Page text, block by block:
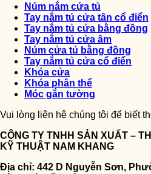
Núm nắm cửa tủ
Tay nắm tủ cửa tân cổ điển
Tay nắm tủ cửa bằng đồng
Tay nắm tủ cửa âm
Núm cửa tủ bằng đồng
Tay nắm tủ cửa cổ điển
Khóa cửa
Khóa phân thể
Móc gắn tường
Vui lòng liên hệ chúng tôi để biết
CÔNG TY TNHH SẢN XUẤT –
KỸ THUẬT NAM KHANG
Địa chỉ: 442 D Nguyễn Sơn,